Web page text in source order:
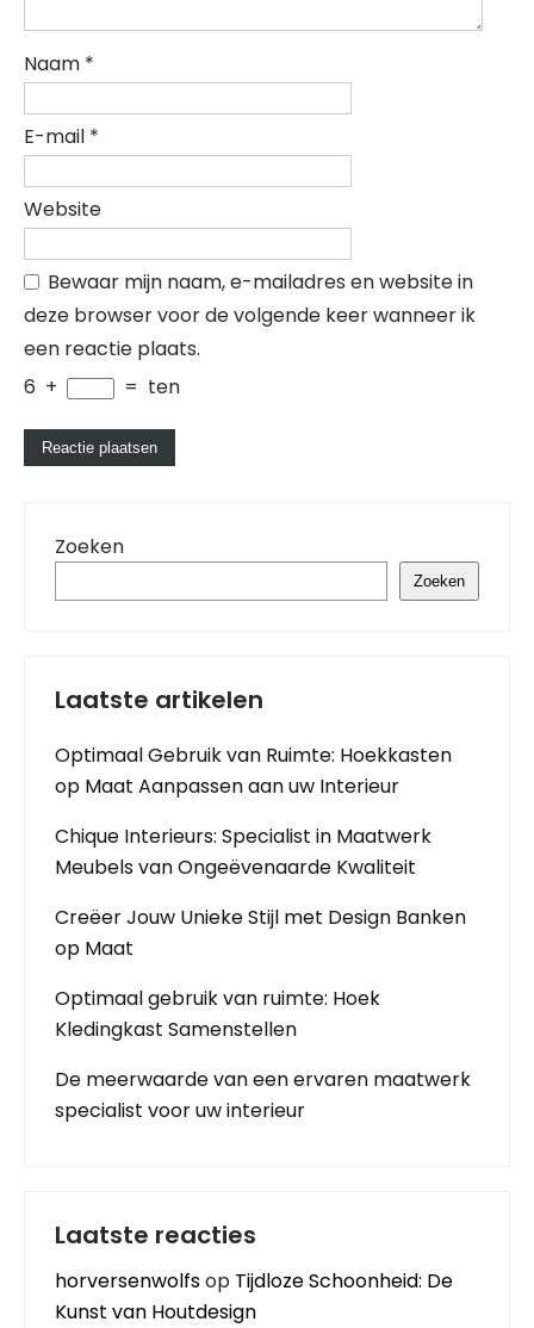
Naam *
E-mail *
Website
Bewaar mijn naam, e-mailadres en website in
deze browser voor de volgende keer wanneer ik
een reactie plaats.
6 + = ten
Zoeken
Zoeken
Laatste artikelen
Optimaal Gebruik van Ruimte: Hoekkasten
op Maat Aanpassen aan uw Interieur
Chique Interieurs: Specialist in Maatwerk
Meubels van Ongeëvenaarde Kwaliteit
Creëer Jouw Unieke Stijl met Design Banken
op Maat
Optimaal gebruik van ruimte: Hoek
Kledingkast Samenstellen
De meerwaarde van een ervaren maatwerk
specialist voor uw interieur
Laatste reacties
horversenwolfsop Tijdloze Schoonheid: De
Kunst van Houtdesign